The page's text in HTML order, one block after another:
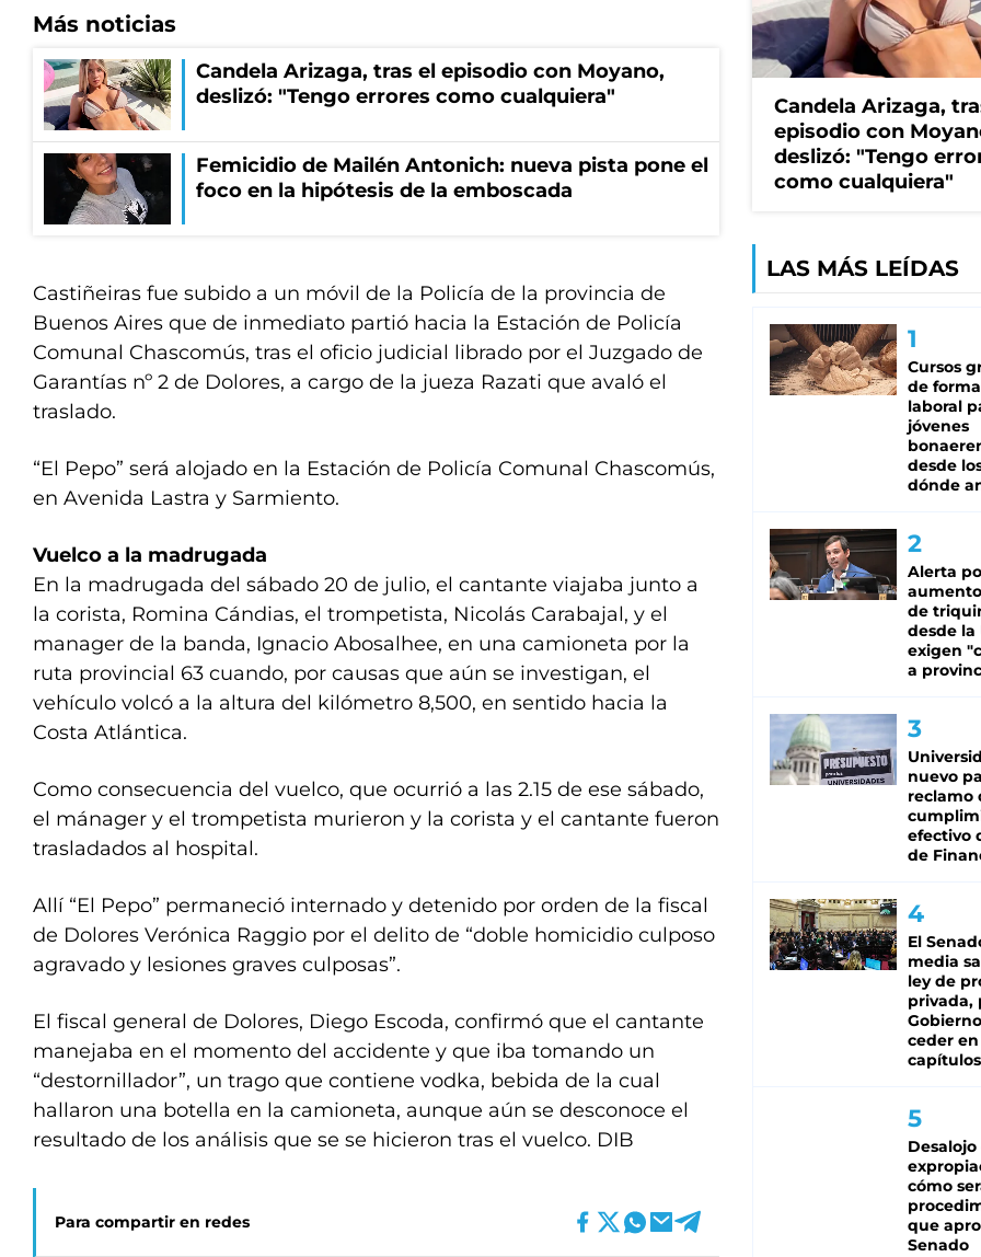
Más noticias
Candela Arizaga, tras el episodio con Moyano,
deslizó: "Tengo errores como cualquiera"
Femicidio de Mailén Antonich: nueva pista pone el
foco en la hipótesis de la emboscada
Castiñeiras fue subido a un móvil de la Policía de la provincia de
Buenos Aires que de inmediato partió hacia la Estación de Policía
Comunal Chascomús, tras el oficio judicial librado por el Juzgado de
Garantías nº 2 de Dolores, a cargo de la jueza Razati que avaló el
traslado.
“El Pepo” será alojado en la Estación de Policía Comunal Chascomús,
en Avenida Lastra y Sarmiento.
Vuelco a la madrugada
En la madrugada del sábado 20 de julio, el cantante viajaba junto a
la corista, Romina Cándias, el trompetista, Nicolás Carabajal, y el
manager de la banda, Ignacio Abosalhee, en una camioneta por la
ruta provincial 63 cuando, por causas que aún se investigan, el
vehículo volcó a la altura del kilómetro 8,500, en sentido hacia la
Costa Atlántica.
Como consecuencia del vuelco, que ocurrió a las 2.15 de ese sábado,
el mánager y el trompetista murieron y la corista y el cantante fueron
trasladados al hospital.
Allí “El Pepo” permaneció internado y detenido por orden de la fiscal
de Dolores Verónica Raggio por el delito de “doble homicidio culposo
agravado y lesiones graves culposas”.
El fiscal general de Dolores, Diego Escoda, confirmó que el cantante
manejaba en el momento del accidente y que iba tomando un
“destornillador”, un trago que contiene vodka, bebida de la cual
hallaron una botella en la camioneta, aunque aún se desconoce el
resultado de los análisis que se se hicieron tras el vuelco. DIB
Para compartir en redes
Candela Arizaga,
episodio con
deslizó: "Tengo
como cualquiera"
LAS MÁS LEÍDAS
Cursos
de
laboral
jóvenes
desde
dónde
Alerta
de
desde la
exigen
a
nuevo
reclamo
efectivo
de
El
media
ley de
privada,
ceder
capítulos
cómo
que
Senado